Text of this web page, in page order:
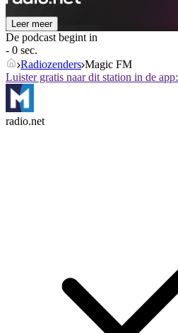
Leer meer
De podcast begint in
- 0 sec.
Radiozenders Magic FM
Luister gratis naar dit station in de app:
radio.net